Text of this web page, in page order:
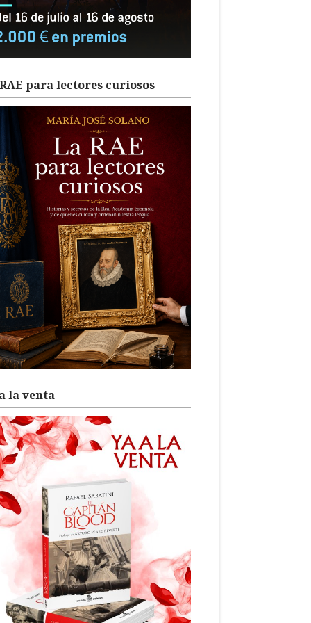
para lectores curiosos
la venta